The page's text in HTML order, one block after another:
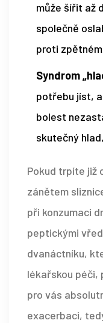
může šířit až
společně
proti
Syndrom
potřebu jíst,
bolest
skutečný
Pokud trpíte již
zánětem
při konzumaci
peptickými
dvanáctníku,
lékařskou péči,
pro vás
exacerbaci,